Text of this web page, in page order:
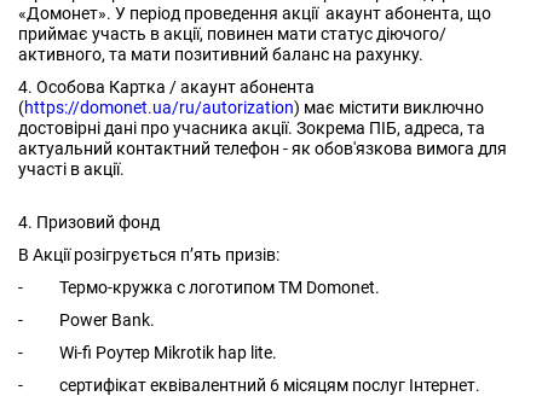
«Домонет». У період проведення акції акаунт абонента, що
приймає участь в акції, повинен мати статус діючого/
активного, та мати позитивний баланс на рахунку.
4. Особова Картка / акаунт абонента
(https://domonet.ua/ru/autorization) має містити виключно
достовірні дані про учасника акції. Зокрема ПІБ, адреса, та
актуальний контактний телефон - як обов'язкова вимога для
участі в акції.
4. Призовий фонд
В Акції розігрується п’ять призів:
- Термо-кружка с логотипом ТМ Domonet.
- Power Bank.
- Wi-fi Роутер Mikrotik hap lite.
- сертифікат еквівалентний 6 місяцям послуг Інтернет.